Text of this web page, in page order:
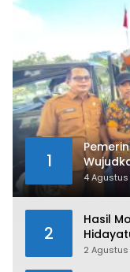
1
4
2
Hasil
2